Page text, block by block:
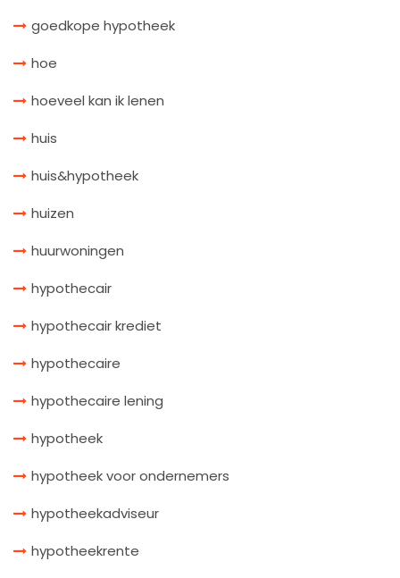
goedkope hypotheek
hoe
hoeveel kan ik lenen
huis
huis&hypotheek
huizen
huurwoningen
hypothecair
hypothecair krediet
hypothecaire
hypothecaire lening
hypotheek
hypotheek voor ondernemers
hypotheekadviseur
hypotheekrente